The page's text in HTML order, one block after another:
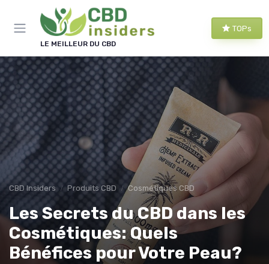
LE MEILLEUR DU CBD
TOPs
CBD Insiders Produits CBD Cosmétiques CBD
Les Secrets du CBD dans les
Cosmétiques: Quels
Bénéfices pour Votre Peau?
Panneau de gestion des cookies